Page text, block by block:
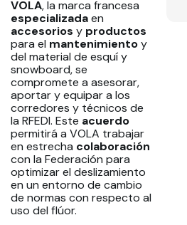
VOLA, la marca francesa
especializadaen
accesorios y productos
para el mantenimientoy
del material de esquí y
snowboard, se
compromete a asesorar,
aportar y equipar a los
corredores y técnicos de
la RFEDI. Este acuerdo
permitirá a VOLA trabajar
en estrecha colaboración
con la Federación para
optimizar el deslizamiento
en un entorno de cambio
de normas con respecto al
uso del flúor.